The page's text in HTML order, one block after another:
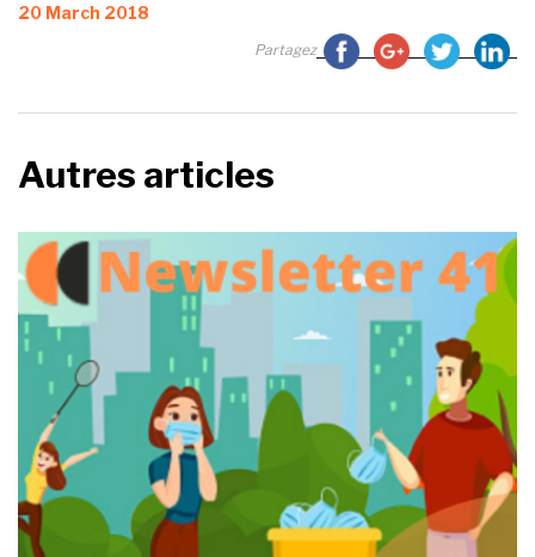
Posted
20 March 2018
Partagez
Autres articles